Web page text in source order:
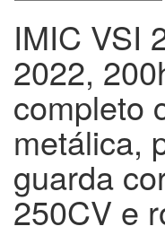
IMIC VSI
2022,
completo
metálica,
guarda
250CV e